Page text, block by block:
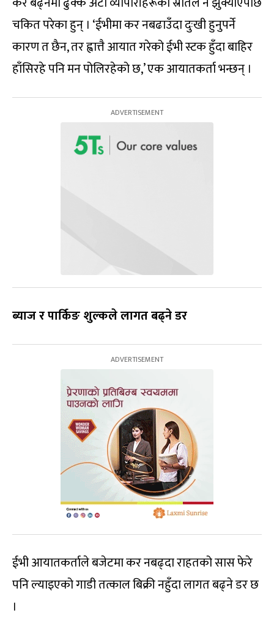
चकित परेका हुन् । ‘ईभीमा कर नबढाउँदा दुःखी हुनुपर्ने
कारण त छैन, तर ह्वात्तै आयात गरेको ईभी स्टक हुँदा बाहिर
हाँसिरहे पनि मन पोलिरहेको छ,’ एक आयातकर्ता भन्छन् ।
ब्याज र पार्किङ शुल्कले लागत बढ्ने डर
ईभी आयातकर्ताले बजेटमा कर नबढ्दा राहतको सास फेरे
पनि ल्याइएको गाडी तत्काल बिक्री नहुँदा लागत बढ्ने डर छ
।